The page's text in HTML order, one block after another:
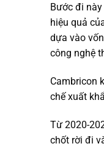
Bước đi
hiệu quả
dựa vào
công nghệ
Cambricon
chế xuất
Từ 2020-
chốt rời đi